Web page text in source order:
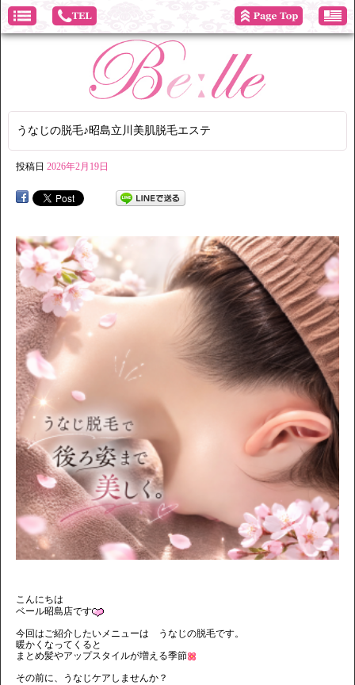
うなじの脱毛♪昭島立川美肌脱毛エステ
投稿日 2026年2月19日
こんにちは
ベール昭島店です
今回はご紹介したいメニューは うなじの脱毛です。
暖かくなってくると
まとめ髪やアップスタイルが増える季節
その前に、うなじケアしませんか？